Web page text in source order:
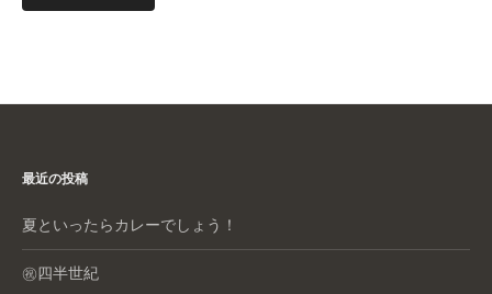
最近の投稿
夏といったらカレーでしょう！
㊗️四半世紀